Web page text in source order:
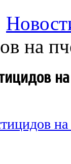
на